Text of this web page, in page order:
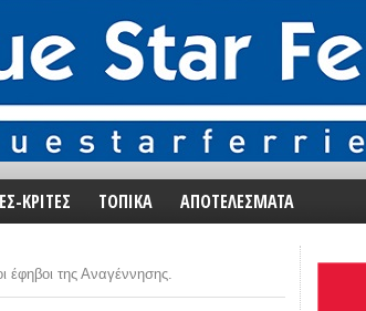
ΚΡΙΤΕΣ ΤΟΠΙΚΑ ΑΠΟΤΕΛΕΣΜΑΤΑ
έφηβοι της Αναγέννησης.